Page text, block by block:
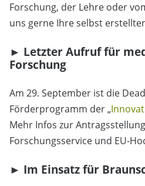
Forschung, der Lehre oder
uns gerne Ihre selbst
► Letzter Aufruf für
Forschung
Am 29. September ist die
Förderprogramm der „
Mehr Infos zur
Forschungsservice und EU-
► Im Einsatz für